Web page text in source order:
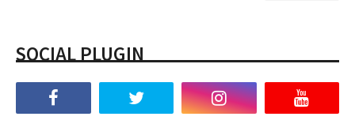
SOCIAL PLUGIN